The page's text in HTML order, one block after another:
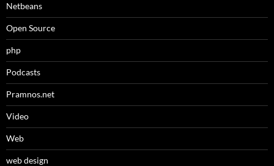
Netbeans
Open Source
php
Podcasts
Pramnos.net
Video
Web
web design